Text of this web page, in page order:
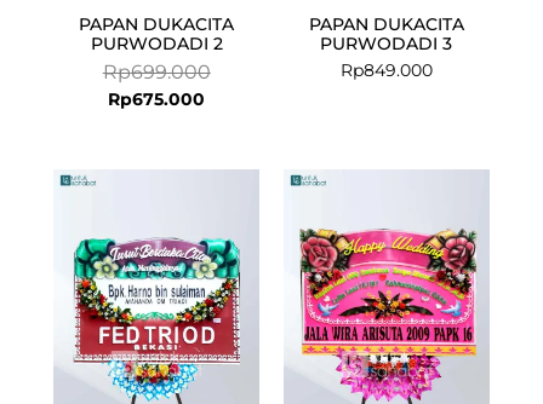
PAPAN DUKACITA
PURWODADI 2
Rp699.000
Rp675.000
PAPAN DUKACITA
PURWODADI 3
Rp849.000